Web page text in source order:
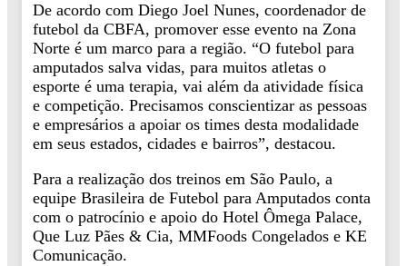
De acordo com Diego Joel Nunes, coordenador de
futebol da CBFA, promover esse evento na Zona
Norte é um marco para a região. “O futebol para
amputados salva vidas, para muitos atletas o
esporte é uma terapia, vai além da atividade física
e competição. Precisamos conscientizar as pessoas
e empresários a apoiar os times desta modalidade
em seus estados, cidades e bairros”, destacou.
Para a realização dos treinos em São Paulo, a
equipe Brasileira de Futebol para Amputados conta
com o patrocínio e apoio do Hotel Ômega Palace,
Que Luz Pães & Cia, MMFoods Congelados e KE
Comunicação.